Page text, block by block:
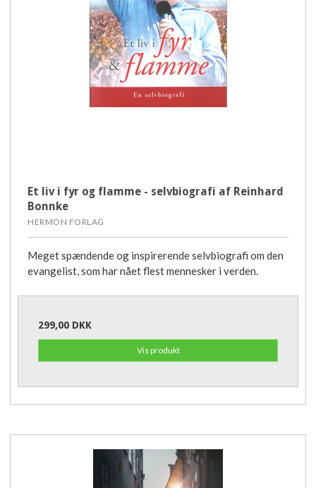
Et liv i fyr og flamme - selvbiografi af Reinhard
Bonnke
HERMON FORLAG
Meget spændende og inspirerende selvbiografi om den
evangelist, som har nået flest mennesker i verden.
299,00 DKK
Vis produkt